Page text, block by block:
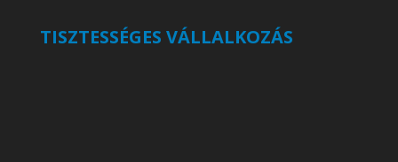
TISZTESSÉGES VÁLLALKOZÁS